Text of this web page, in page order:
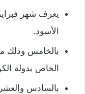
يعرف شهر فبراير
الأسود.
بالخامس وذلك
الخاص بدولة
بالسادس